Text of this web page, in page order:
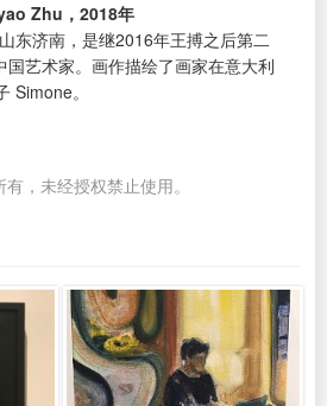
Zhu，2018年
东济南，是继2016年王搏之后第二
国艺术家。画作描绘了画家在意大利
Simone。
，未经授权禁止使用。